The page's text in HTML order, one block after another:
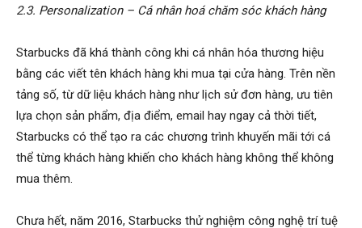
2.3. Personalization – Cá nhân hoá chăm sóc khách hàng
Starbucks đã khá thành công khi cá nhân hóa thương hiệu
bằng các viết tên khách hàng khi mua tại cửa hàng. Trên nền
tảng số, từ dữ liệu khách hàng như lịch sử đơn hàng, ưu tiên
lựa chọn sản phẩm, địa điểm, email hay ngay cả thời tiết,
Starbucks có thể tạo ra các chương trình khuyến mãi tới cá
thể từng khách hàng khiến cho khách hàng không thể không
mua thêm.
Chưa hết, năm 2016, Starbucks thử nghiệm công nghệ trí tuệ